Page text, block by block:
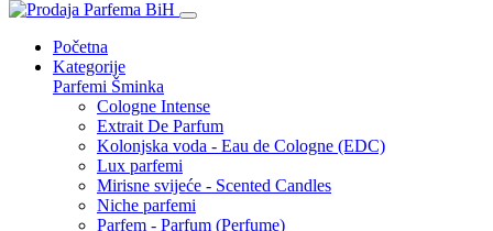
Početna
Kategorije
Parfemi Šminka
Cologne Intense
Extrait De Parfum
Kolonjska voda - Eau de Cologne (EDC)
Lux parfemi
Mirisne svijeće - Scented Candles
Niche parfemi
Parfem - Parfum (Perfume)